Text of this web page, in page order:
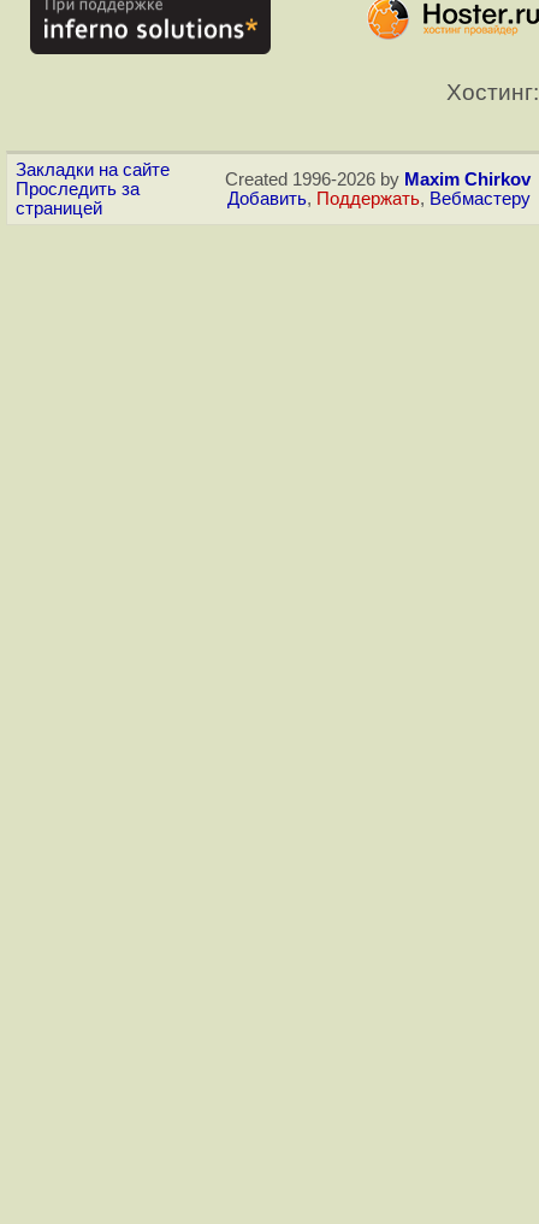
Хостинг:
Закладки на сайте
Проследить за
страницей
Created 1996-2026 by Maxim Chirkov
Добавить, Поддержать, Вебмастеру